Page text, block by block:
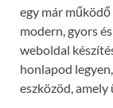
egy már működő
modern, gyors
weboldal
honlapod
eszközöd, amely